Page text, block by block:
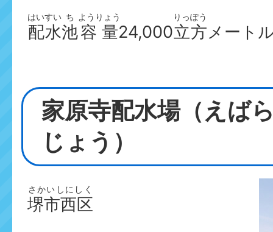
配水
はいすい
池
ち
容量
ようりょう
24,000立方
りっぽう
メート
家原寺配水場（えば
じょう）
堺市西区
さかいしにしく